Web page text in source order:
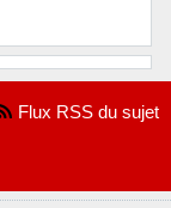
Flux RSS du sujet